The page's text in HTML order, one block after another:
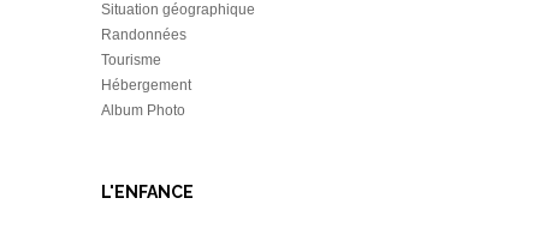
Situation géographique
Randonnées
Tourisme
Hébergement
Album Photo
L'ENFANCE